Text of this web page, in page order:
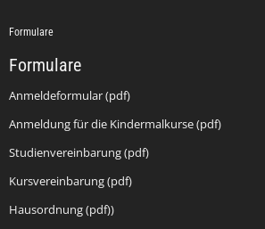
Formulare
Formulare
Anmeldeformular (pdf)
Anmeldung für die Kindermalkurse (pdf)
Studienvereinbarung (pdf)
Kursvereinbarung (pdf)
Hausordnung (pdf))